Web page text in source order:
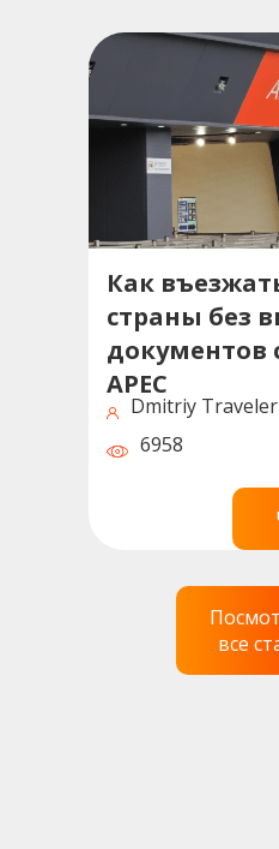
Как
страны без
документов
APEC
Dmitriy Traveler
6958
все